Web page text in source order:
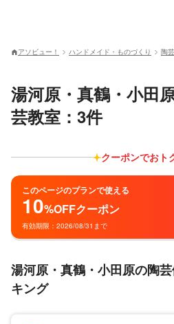
アソビュー！ ハンドメイド・ものづくり 陶
湯河原・真鶴・小田
芸教室：3件
クーポンでおト
このページのプランで使える
10%OFFクーポン
有効期限：2026/08/31まで
湯河原・真鶴・小田原の陶
キング